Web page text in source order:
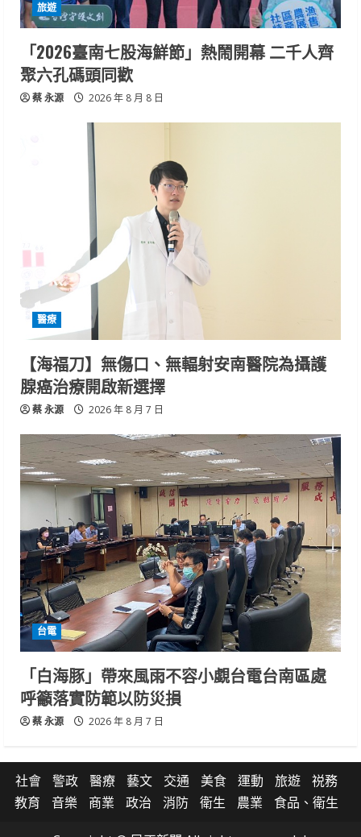
旅遊
「2026臺南七股海鮮節」熱鬧開幕 二千人齊
聚六孔碼頭同歡
蔡 永源 2026 年 8 月 8 日
醫療
【海福刀】無傷口、無輻射安南醫院為攝護
腺癌治療開啟新選擇
蔡 永源 2026 年 8 月 7 日
台電
「白海豚」帶來風雨不容小覷台電台南區處
呼籲落實防範以防災損
蔡 永源 2026 年 8 月 7 日
社會 警政 醫療 藝文 交通 美食 運動 旅遊
祱務
教育
音樂 商業 政治 消防 衛生 農業 食品、衛生